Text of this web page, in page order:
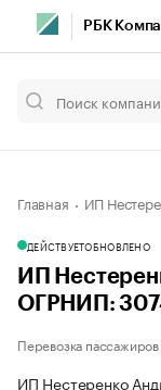
РБК
Главная ИП
ДЕЙСТВУЕТОБНОВЛЕНО
ИП
ОГРНИП:
Перевозка пассажиров
ИП Нестеренко